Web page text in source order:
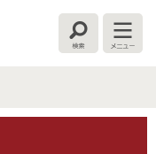
検
索
メ
ニ